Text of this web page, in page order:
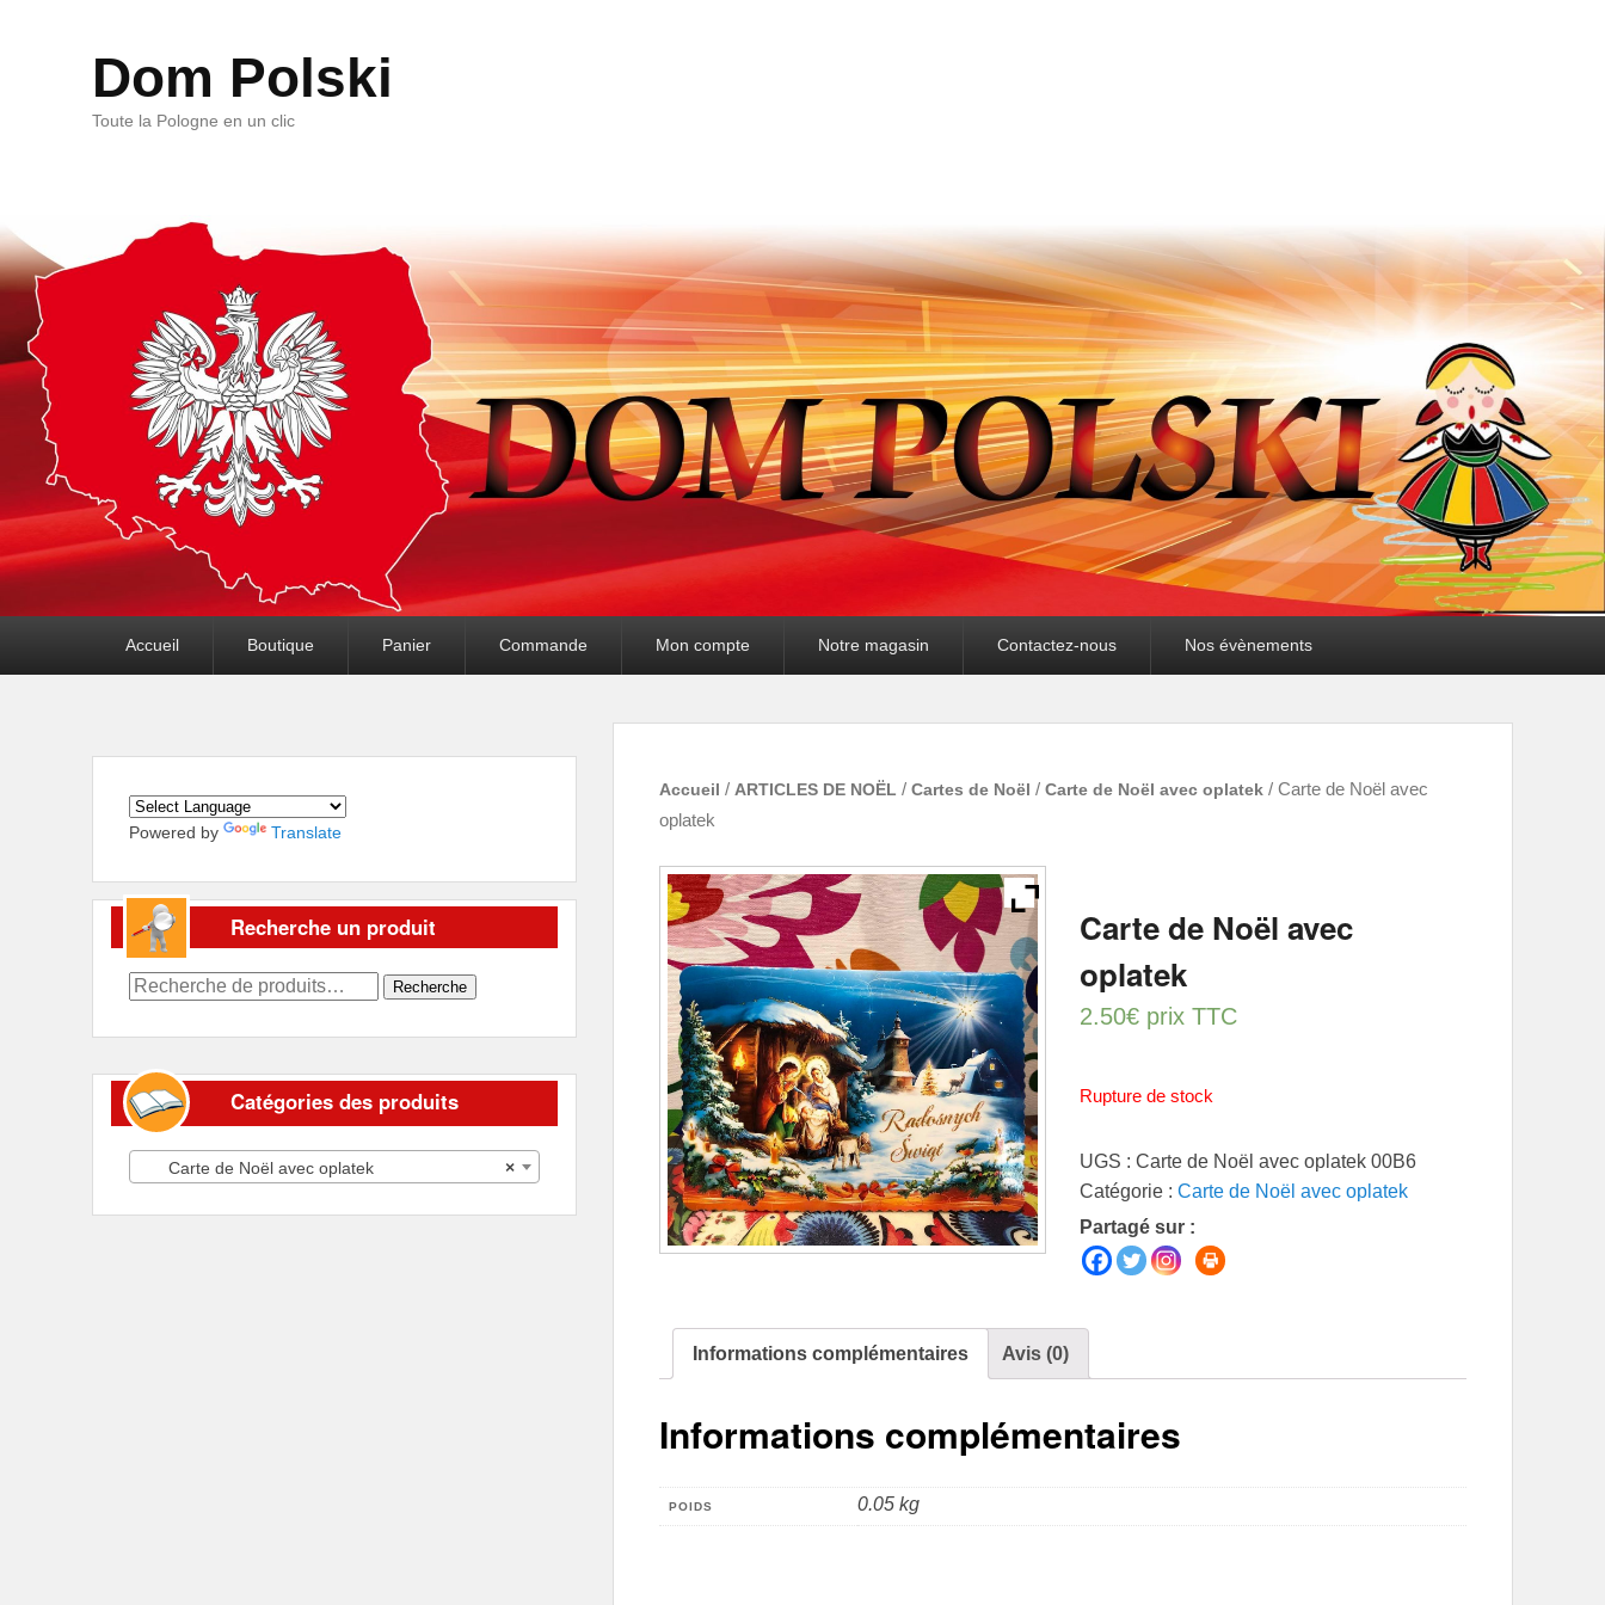
Dom Polski
Toute la Pologne en un clic
Accueil Boutique Panier Commande Mon compte Notre magasin Contactez-nous Nos évènements
Accueil / ARTICLES DE NOËL / Cartes de Noël / Carte de Noël avec oplatek / Carte de Noël avec
oplatek
Carte de Noël avec
oplatek
2.50€ prix TTC
Rupture de stock
UGS : Carte de Noël avec oplatek 00B6
Catégorie : Carte de Noël avec oplatek
Partagé sur :
Informations complémentaires Avis (0)
Informations complémentaires
POIDS 0.05 kg
Powered by Translate
Recherche un produit
Recherche
Recherche
Catégories des produits
×
Carte de Noël avec oplatek